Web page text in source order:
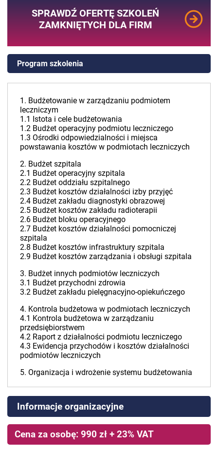
SPRAWDŹ OFERTĘ SZKOLEŃ
ZAMKNIĘTYCH DLA FIRM
Program szkolenia
1. Budżetowanie w zarządzaniu podmiotem
leczniczym
1.1 Istota i cele budżetowania
1.2 Budżet operacyjny podmiotu leczniczego
1.3 Ośrodki odpowiedzialności i miejsca
powstawania kosztów w podmiotach leczniczych
2. Budżet szpitala
2.1 Budżet operacyjny szpitala
2.2 Budżet oddziału szpitalnego
2.3 Budżet kosztów działalności izby przyjęć
2.4 Budżet zakładu diagnostyki obrazowej
2.5 Budżet kosztów zakładu radioterapii
2.6 Budżet bloku operacyjnego
2.7 Budżet kosztów działalności pomocniczej
szpitala
2.8 Budżet kosztów infrastruktury szpitala
2.9 Budżet kosztów zarządzania i obsługi szpitala
3. Budżet innych podmiotów leczniczych
3.1 Budżet przychodni zdrowia
3.2 Budżet zakładu pielęgnacyjno-opiekuńczego
4. Kontrola budżetowa w podmiotach leczniczych
4.1 Kontrola budżetowa w zarządzaniu
przedsiębiorstwem
4.2 Raport z działalności podmiotu leczniczego
4.3 Ewidencja przychodów i kosztów działalności
podmiotów leczniczych
5. Organizacja i wdrożenie systemu budżetowania
Informacje organizacyjne
Cena za osobę: 990 zł + 23% VAT